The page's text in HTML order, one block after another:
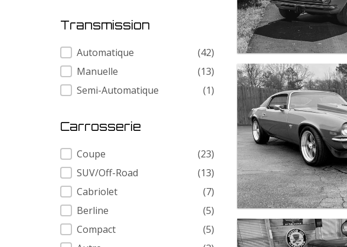
Transmission
Transmission
Automatique
(42)
Manuelle
(13)
Semi-Automatique
(1)
Carrosserie
Carrosserie
Coupe
(23)
SUV/Off-Road
(13)
Cabriolet
(7)
Berline
(5)
Compact
(5)